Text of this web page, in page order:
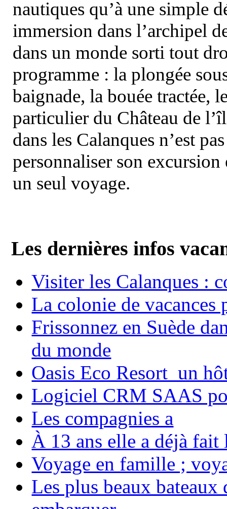
nautiques qu’à une simple
immersion dans l’archipel
dans un monde sorti tout
programme : la plongée
baignade, la bouée tractée,
particulier du Château de
dans les Calanques n’est
personnaliser son
un seul voyage.
Les dernières infos
Visiter les Calanques :
La colonie de vacances
Frissonnez en Suède
du monde
Oasis Eco Resort un
Logiciel CRM SAAS
Les compagnies a
À 13 ans elle a déjà
Voyage en famille ;
Les plus beaux bateaux